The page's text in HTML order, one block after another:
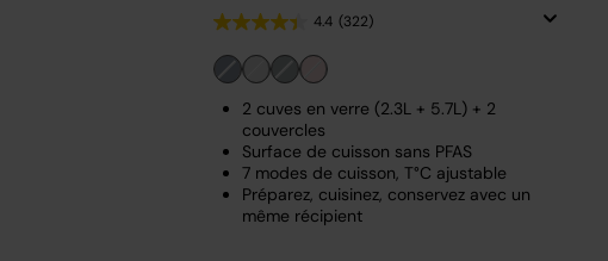
4.4 (322)
2 cuves en verre (2.3L + 5.7L) + 2
couvercles
Surface de cuisson sans PFAS
7 modes de cuisson, T°C ajustable
Préparez, cuisinez, conservez avec un
même récipient